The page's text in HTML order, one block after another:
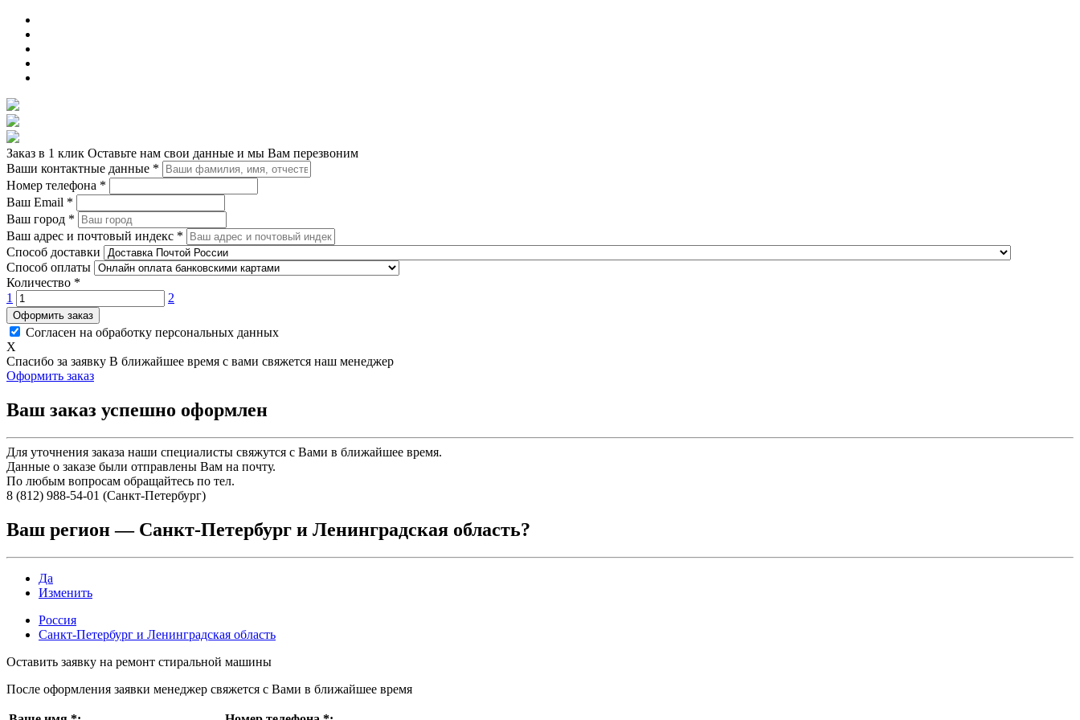
Заказ в 1 клик Оставьте нам свои данные и мы Вам перезвоним
Ваши контактные данные *
Номер телефона *
Ваш Email *
Ваш город *
Ваш адрес и почтовый индекс *
Способ доставки
Способ оплаты
Количество *
1
2
Оформить заказ
Согласен на обработку персональных данных
X
Спасибо за заявку В ближайшее время с вами свяжется наш менеджер
Оформить заказ
Ваш заказ успешно оформлен
Для уточнения заказа наши специалисты свяжутся с Вами в ближайшее время.
Данные о заказе были отправлены Вам на почту.
По любым вопросам обращайтесь по тел.
8 (812) 988-54-01 (Санкт-Петербург)
Ваш регион — Санкт-Петербург и Ленинградская область?
Да
Изменить
Россия
Санкт-Петербург и Ленинградская область
Оставить заявку на ремонт стиральной машины
После оформления заявки менеджер свяжется с Вами в ближайшее время